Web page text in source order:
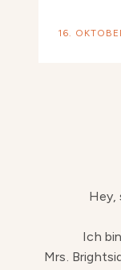
16.
Hey,
Ich
Mrs.